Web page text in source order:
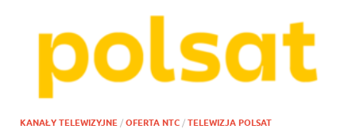
KANAŁY TELEWIZYJNE / OFERTA NTC / TELEWIZJA POLSAT